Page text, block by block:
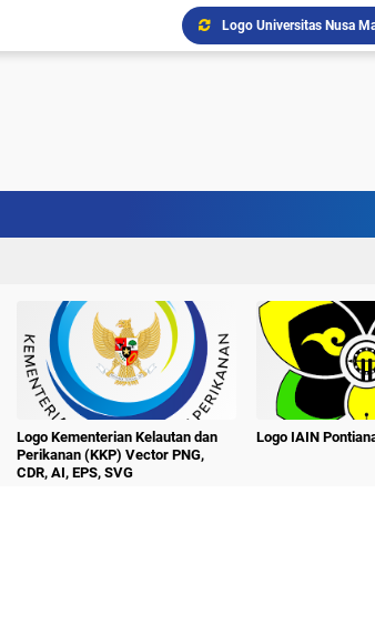
Logo Universitas Nusa
Logo Kabupaten Barito
Logo Universitas
Logo Kementerian Kelautan dan
Perikanan (KKP) Vector PNG,
CDR, AI, EPS, SVG
Logo IAIN